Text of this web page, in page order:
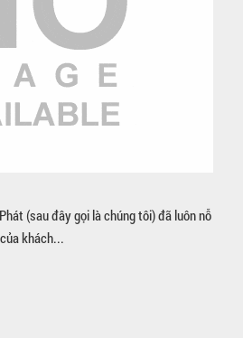
(sau đây gọi là chúng tôi) đã luôn nỗ
khách...